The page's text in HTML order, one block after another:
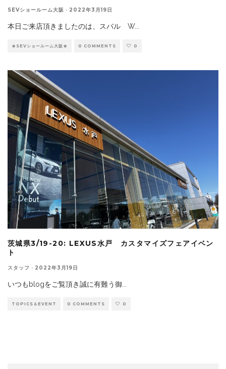
SEVショールーム大阪 · 2022年3月19日
本日ご来店頂きましたのは、スバル W...
★SEVショールーム大阪★ 0 COMMENTS 0
茨城県3/19-20: LEXUS水戸 カスタマイズフェアイベン
ト
スタッフ · 2022年3月19日
いつもblogをご覧頂き誠に有難う御
TOPICS＆EVENT 0 COMMENTS 0